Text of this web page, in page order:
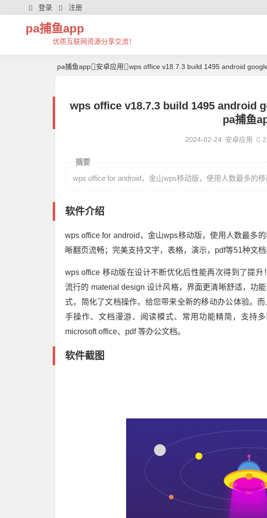
登录 注册
pa捕鱼app
优质互联网资源分享交流！
pa捕鱼app 安卓应用 wps office v18.7.3 build 1495 android
wps office v18.7.3 build 1495 android
pa捕鱼
2024-02-24 安卓应用
摘要
wps office for android，金山wps移动版，使用人数最多的移
软件介绍
wps office for android，金山wps移动版，使用人数最多
晰翻页流畅；完美支持文字，表格，演示，pdf等51种文
wps office 移动版在设计不断优化后性能再次得到了提
流行的 material design 设计风格，界面更清晰舒适，功
式，简化了文档操作，给您带来全新的移动办公体验。
手操作、文档漫游、阅读模式、常用功能精简，支持
microsoft office、pdf 等办公文档。
软件截图